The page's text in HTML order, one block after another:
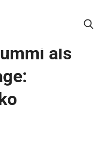
als